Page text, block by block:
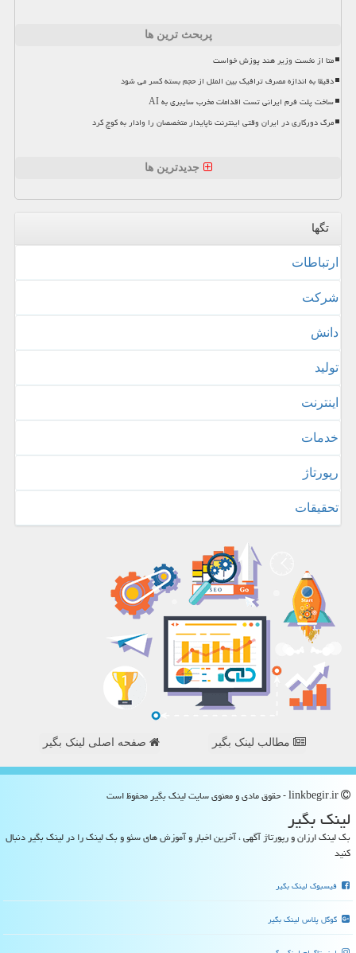
پربحث ترین ها
متا از نخست وزیر هند پوزش خواست
دقیقا به اندازه مصرف ترافیک بین الملل از حجم بسته کسر می شود
ساخت پلت فرم ایرانی تست اقدامات مخرب سایبری به AI
مرگ دورکاری در ایران وقتی اینترنت ناپایدار متخصصان را وادار به کوچ کرد
جدیدترین ها
تگها
ارتباطات
شركت
دانش
تولید
اینترنت
خدمات
رپورتاژ
تحقیقات
مطالب لینک بگیر صفحه اصلی لینک بگیر
لینك بگیر
بک لینک ارزان و رپورتاژ آگهی ، آخرین اخبار و آموزش های سئو و بک لینک را در لینک بگیر دنبال
کنید
فیسبوک لینک بگیر
گوگل پلاس لینک بگیر